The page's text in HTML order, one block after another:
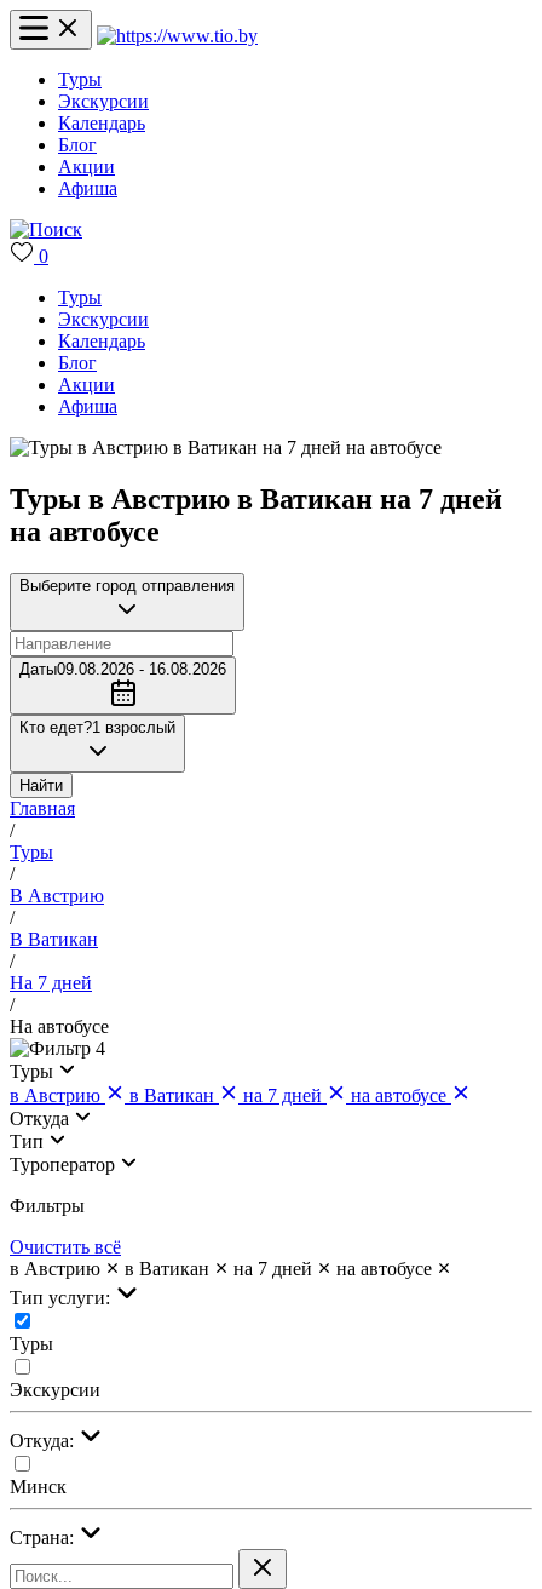
Туры
Экскурсии
Календарь
Блог
Акции
Афиша
0
Туры
Экскурсии
Календарь
Блог
Акции
Афиша
Туры в Австрию в Ватикан на 7 дней
на автобусе
Выберите город отправления
Даты09.08.2026 - 16.08.2026
Кто едет?1 взрослый
Найти
Главная
/
Туры
/
В Австрию
/
В Ватикан
/
На 7 дней
/
На автобусе
4
Туры
в Австрию
в Ватикан на 7 дней
на автобусе
Откуда
Тип
Туроператор
Фильтры
Очистить всё
в Австрию
в Ватикан на 7 дней
на автобусе
Тип услуги:
Туры
Экскурсии
Откуда:
Минск
Страна: